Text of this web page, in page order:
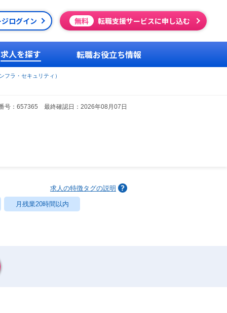
ログイン 無料 転職支援サービスに申し込む
求人を探す 転職お役立ち情報
フラ・セキュリティ）
号：657365 最終確認日：2026年08月07日
求人の特徴タグの説明
月残業20時間以内